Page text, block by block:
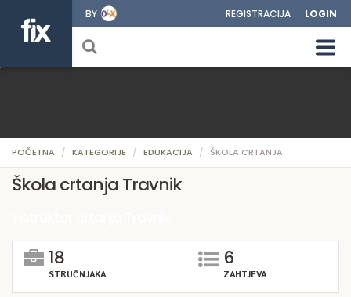
BY REGISTRACIJA LOGIN
POČETNA KATEGORIJE EDUKACIJA ŠKOLA CRTANJA
Škola crtanja Travnik
18
STRUČNJAKA
6
ZAHTJEVA